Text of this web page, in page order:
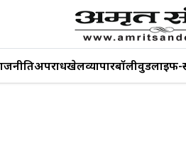
अपराधखेलव्यापारबॉलीवुडलाइफ-